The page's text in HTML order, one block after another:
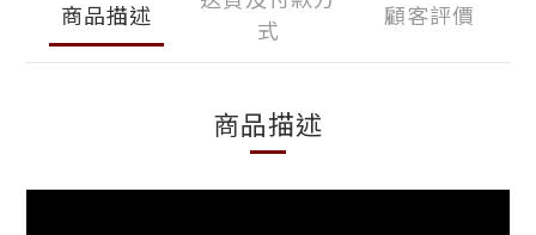
商品描述
式
顧客評價
商品描述